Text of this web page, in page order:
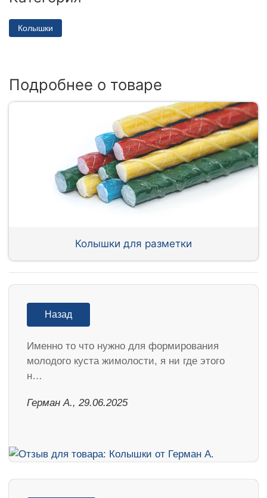
Колышки
Подробнее о товаре
Колышки для разметки
Назад
Именно то что нужно для формирования
молодого куста жимолости, я ни где этого
н…
Герман А., 29.06.2025